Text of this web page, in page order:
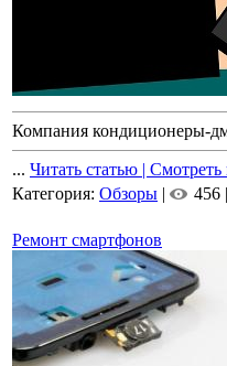
Компания кондиционеры-
... Читать статью | Смотреть
Категория: Обзоры | 456 |
Ремонт смартфонов